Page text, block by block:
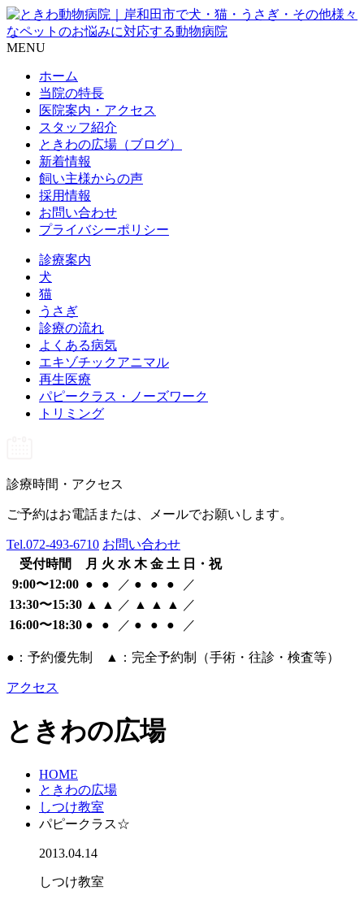
MENU
ホーム
当院の特長
医院案内・アクセス
スタッフ紹介
ときわの広場（ブログ）
新着情報
飼い主様からの声
採用情報
お問い合わせ
プライバシーポリシー
診療案内
犬
猫
うさぎ
診療の流れ
よくある病気
エキゾチックアニマル
再生医療
パピークラス・ノーズワーク
トリミング
診療時間・アクセス
ご予約はお電話または、メールでお願いします。
Tel.072-493-6710 お問い合わせ
受付時間
月 火 水 木 金 土 日・祝
9:00〜12:00 ● ● ／ ● ● ●
／
13:30〜15:30 ▲ ▲ ／ ▲ ▲ ▲
／
16:00〜18:30 ● ● ／ ● ● ● ／
●：予約優先制 ▲：完全予約制（手術・往診・検査等）
アクセス
ときわの広場
HOME
ときわの広場
しつけ教室
パピークラス☆
2013.04.14
しつけ教室